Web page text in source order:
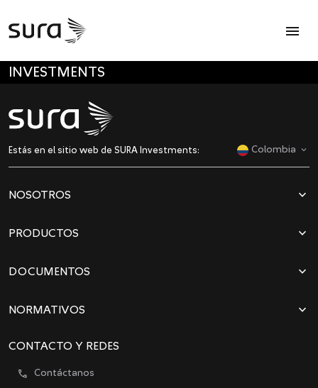
menu
INVESTMENTS
Estás en el sitio web de SURA Investments: Colombia
dropdown
NOSOTROS
dropdown
PRODUCTOS
dropdown
DOCUMENTOS
dropdown
NORMATIVOS
dropdown
CONTACTO Y REDES
dropdown
call Contáctanos